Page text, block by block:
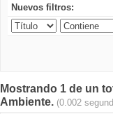
Nuevos filtros:
Mostrando 1 de un
Ambiente. (0.002